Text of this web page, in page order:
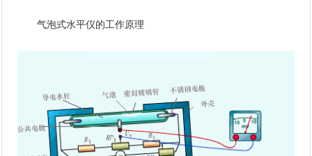
气泡式水平仪的工作原理